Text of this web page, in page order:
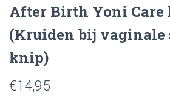
After Birth Yoni Care
(Kruiden bij vaginale
knip)
€14,95